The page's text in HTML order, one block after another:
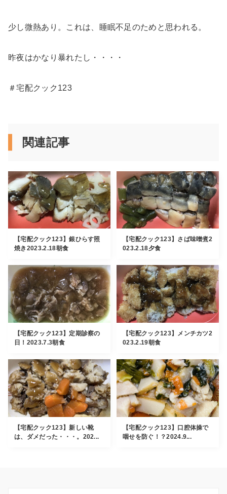
少し微熱あり。これは、睡眠不足のためと思われる。
昨夜はかなり暴れたし・・・・
＃宅配クック123
関連記事
【宅配クック123】銀ひらす照
焼き2023.2.18朝食
【宅配クック123】さば味噌煮2
023.2.18夕食
【宅配クック123】定期診察の
日！2023.7.3朝食
【宅配クック123】メンチカツ2
023.2.19朝食
【宅配クック123】新しい靴
は、ダメだった・・・。202...
【宅配クック123】口腔体操で
咽せを防ぐ！？2024.9...